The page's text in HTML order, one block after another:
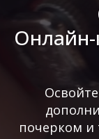
Онлайн-
почерком и